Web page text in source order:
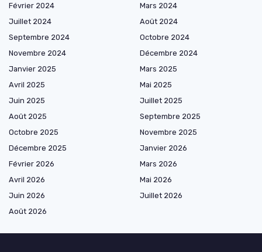
Février 2024
Mars 2024
Juillet 2024
Août 2024
Septembre 2024
Octobre 2024
Novembre 2024
Décembre 2024
Janvier 2025
Mars 2025
Avril 2025
Mai 2025
Juin 2025
Juillet 2025
Août 2025
Septembre 2025
Octobre 2025
Novembre 2025
Décembre 2025
Janvier 2026
Février 2026
Mars 2026
Avril 2026
Mai 2026
Juin 2026
Juillet 2026
Août 2026